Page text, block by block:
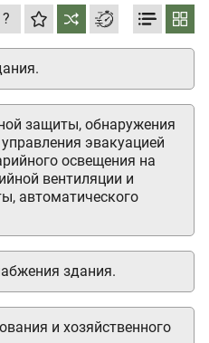
?
защиты, обнаружения
эвакуацией
освещения на
вентиляции и
автоматического
и хозяйственного
здания.